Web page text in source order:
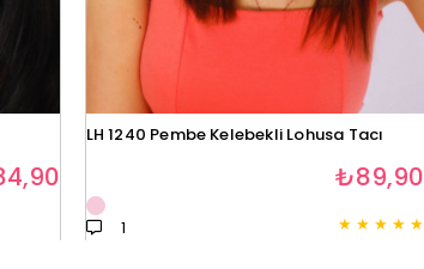
LH 1240 Pembe Kelebekli Lohusa Tacı
★ ★ ★ ★ ★
1
₺89,90